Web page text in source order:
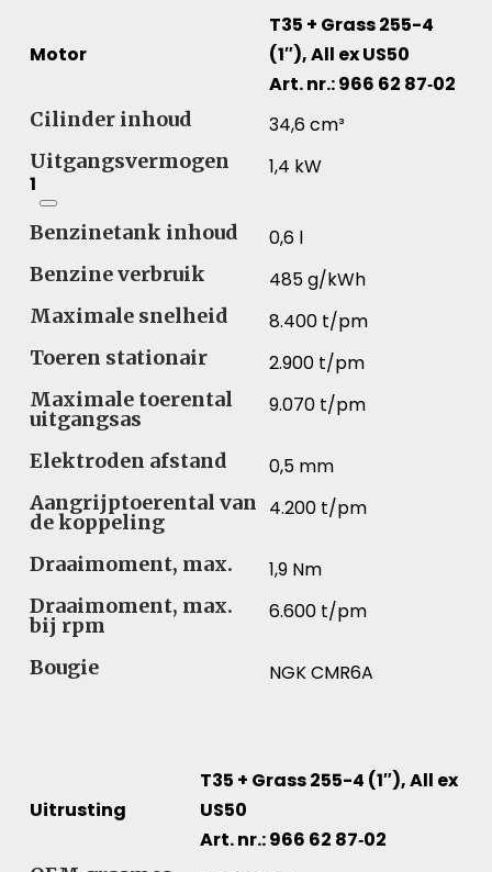
Motor – Vergelijk specificaties voor verschillende
Motor
T35 + Grass 255-4
(1″), All ex US50
Art. nr.: 966 62 87‑02
Cilinder inhoud
34,6 cm³
Uitgangsvermogen
1
1,4 kW
Benzinetank inhoud
0,6 l
Benzine verbruik
485 g/kWh
Maximale snelheid
8.400 t/pm
Toeren stationair
2.900 t/pm
Maximale toerental
uitgangsas
9.070 t/pm
Elektroden afstand
0,5 mm
Aangrijptoerental van
de koppeling
4.200 t/pm
Draaimoment, max.
1,9 Nm
Draaimoment, max.
bij rpm
6.600 t/pm
Bougie NGK CMR6A
Uitrusting
T35 + Grass 255-4 (1″), All ex
US50
Art. nr.: 966 62 87‑02